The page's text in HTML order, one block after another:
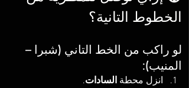
الخطوط التانية؟
لو راكب من الخط التاني (شبرا –
المنيب):
انزل محطة السادات.